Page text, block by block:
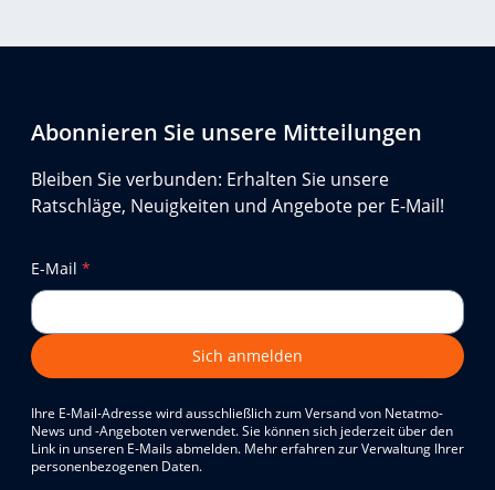
Abonnieren Sie unsere Mitteilungen
Bleiben Sie verbunden: Erhalten Sie unsere
Ratschläge, Neuigkeiten und Angebote per E-Mail!
E-Mail *
Sich anmelden
Ihre E-Mail-Adresse wird ausschließlich zum Versand von Netatmo-
News und -Angeboten verwendet. Sie können sich jederzeit über den
Link in unseren E-Mails abmelden. Mehr erfahren zur Verwaltung Ihrer
personenbezogenen Daten.